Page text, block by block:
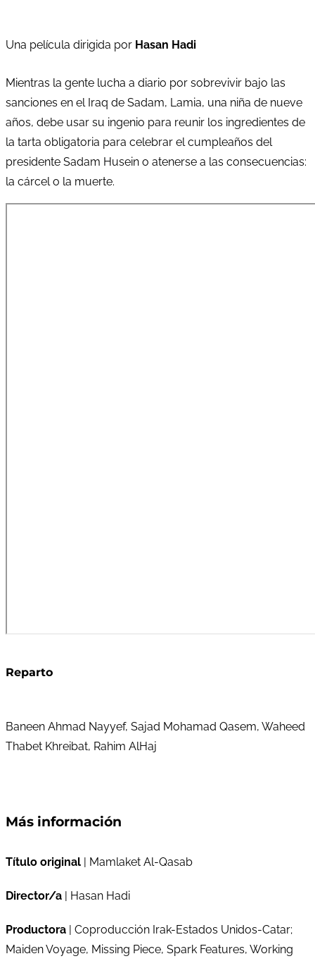
Una película dirigida por Hasan Hadi
Mientras la gente lucha a diario por sobrevivir bajo las
sanciones en el Iraq de Sadam, Lamia, una niña de nueve
años, debe usar su ingenio para reunir los ingredientes de
la tarta obligatoria para celebrar el cumpleaños del
presidente Sadam Husein o atenerse a las consecuencias:
la cárcel o la muerte.
Reparto
Baneen Ahmad Nayyef, Sajad Mohamad Qasem, Waheed
Thabet Khreibat, Rahim AlHaj
Más información
Título original | Mamlaket Al-Qasab
Director/a | Hasan Hadi
Productora | Coproducción Irak-Estados Unidos-Catar;
Maiden Voyage, Missing Piece, Spark Features, Working